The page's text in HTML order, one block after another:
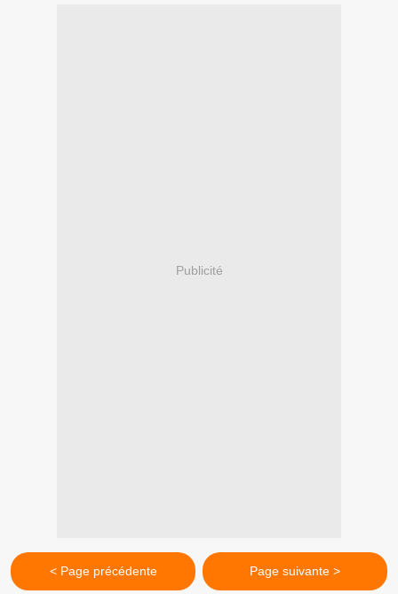
Publicité
< Page précédente Page suivante >